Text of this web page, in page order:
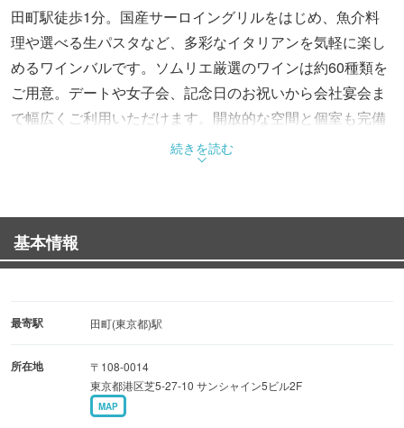
田町駅徒歩1分。国産サーロイングリルをはじめ、魚介料
理や選べる生パスタなど、多彩なイタリアンを気軽に楽し
めるワインバルです。ソムリエ厳選のワインは約60種類を
ご用意。デートや女子会、記念日のお祝いから会社宴会ま
で幅広くご利用いただけます。開放的な空間と個室も完備
し、特別なひとときを演出します。貸切ご予約も対応可能
なのでお気軽にお問い合わせください。
続きを読む
基本情報
最寄駅 田町(東京都)駅
所在地
〒108-0014
東京都港区芝5-27-10 サンシャイン5ビル2F
MAP